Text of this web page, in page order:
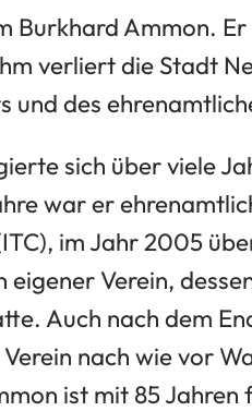
Burkhard Ammon.
verliert die Stadt
und des
sich über viele
war er
im Jahr 2005
Verein,
Auch nach dem
nach wie vor
ist mit 85 Jahren